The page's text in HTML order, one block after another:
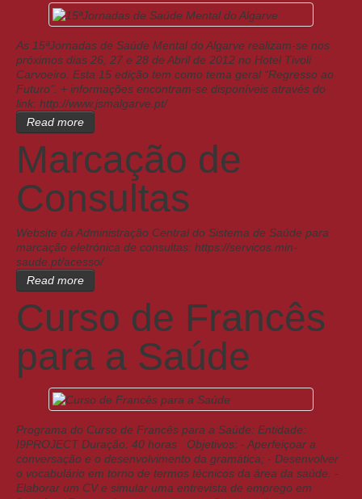
As 15ªJornadas de Saúde Mental do Algarve realizam-se nos
próximos dias 26, 27 e 28 de Abril de 2012 no Hotel Tivoli
Carvoeiro. Esta 15 edição tem como tema geral “Regresso ao
Futuro”. + informações encontram-se disponíveis através do
link: http://www.jsmalgarve.pt/
Read more
Marcação de
Consultas
Website da Administração Central do Sistema de Saúde para
marcação eletrónica de consultas: https://servicos.min-
saude.pt/acesso/
Read more
Curso de Francês
para a Saúde
Programa do Curso de Francês para a Saúde: Entidade:
I9PROJECT Duração: 40 horas Objetivos: - Aperfeiçoar a
conversação e o desenvolvimento da gramática; - Desenvolver
o vocabulário em torno de termos técnicos da área da saúde. -
Elaborar um CV e simular uma entrevista de emprego em